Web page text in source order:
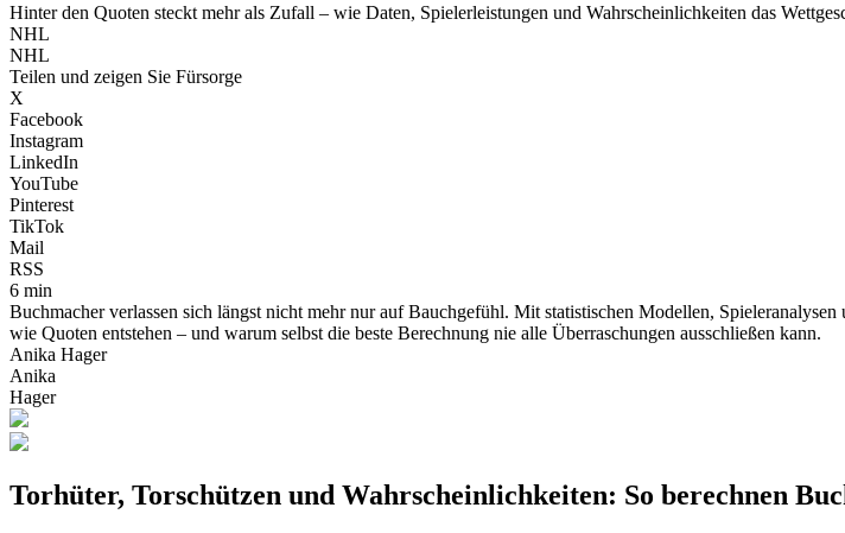
Hinter den Quoten steckt mehr als Zufall – wie Daten, Spielerleistungen und Wahrscheinlichkeiten das
NHL
NHL
Teilen und zeigen Sie Fürsorge
X
Facebook
Instagram
LinkedIn
YouTube
Pinterest
TikTok
Mail
RSS
6 min
Buchmacher verlassen sich längst nicht mehr nur auf Bauchgefühl. Mit statistischen Modellen,
wie Quoten entstehen – und warum selbst die beste Berechnung nie alle Überraschungen ausschließen kann.
Anika Hager
Anika
Hager
Torhüter, Torschützen und Wahrscheinlichkeiten: So berechnen